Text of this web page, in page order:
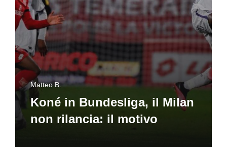
Matteo B.
Koné in Bundesliga, il Milan
non rilancia: il motivo